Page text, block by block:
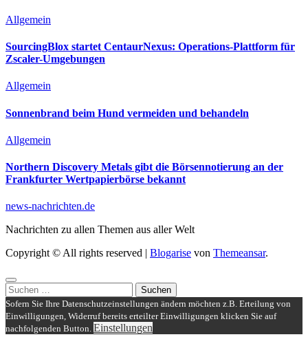
Allgemein
SourcingBlox startet CentaurNexus: Operations-Plattform für
Zscaler-Umgebungen
Allgemein
Sonnenbrand beim Hund vermeiden und behandeln
Allgemein
Northern Discovery Metals gibt die Börsennotierung an der
Frankfurter Wertpapierbörse bekannt
news-nachrichten.de
Nachrichten zu allen Themen aus aller Welt
Copyright © All rights reserved
Blogarise von Themeansar.
Suchen
nach:
Sofern Sie Ihre Datenschutzeinstellungen ändern möchten z.B. Erteilung von
Einwilligungen, Widerruf bereits erteilter Einwilligungen klicken Sie auf
nachfolgenden Button. Einstellungen